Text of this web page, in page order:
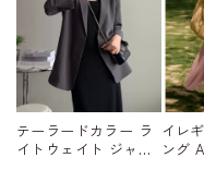
テーラードカラー ラ
イトウェイト ジャ
イレ
ング